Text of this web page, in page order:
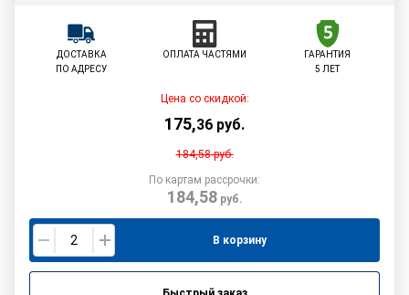
ДОСТАВКА
ПО АДРЕСУ
ОПЛАТА ЧАСТЯМИ
ГАРАНТИЯ
5 ЛЕТ
Цена со скидкой:
175,36 руб.
184,58руб.
По картам рассрочки:
184,58руб.
В корзину